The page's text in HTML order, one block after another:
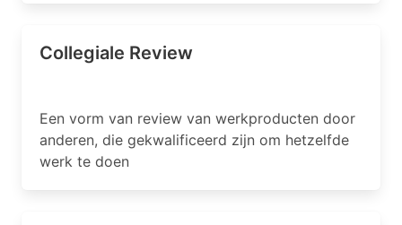
Collegiale Review
Een vorm van review van werkproducten door
anderen, die gekwalificeerd zijn om hetzelfde
werk te doen